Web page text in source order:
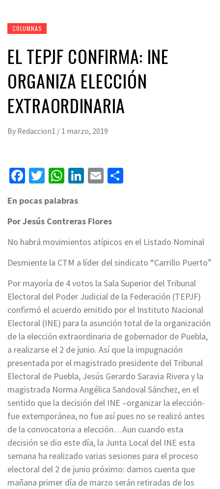
COLUMNAS
EL TEPJF CONFIRMA: INE
ORGANIZA ELECCIÓN
EXTRAORDINARIA
By Redaccion1 / 1 marzo, 2019
Facebook
Twitter
WhatsApp
LinkedIn
Email
En pocas palabras
Por Jesús Contreras Flores
No habrá movimientos atípicos en el Listado Nominal
Desmiente la CTM a líder del sindicato “Carrillo Puerto”
Por mayoría de 4 votos la Sala Superior del Tribunal
Electoral del Poder Judicial de la Federación (TEPJF)
confirmó el acuerdo emitido por el Instituto Nacional
Electoral (INE) para la asunción total de la organización
de la elección extraordinaria de gobernador de Puebla,
a realizarse el 2 de junio. Así que la impugnación
presentada por el magistrado presidente del Tribunal
Electoral de Puebla, Jesús Gerardo Saravia Rivera y la
magistrada Norma Angélica Sandoval Sánchez, en el
sentido que la decisión del INE –organizar la elección-
fue extemporánea, no fue así pues no se realizó antes
de la convocatoria a elección…Aun cuando esta
decisión se dio este día, la Junta Local del INE esta
semana ha realizado varias sesiones para el proceso
electoral del 2 de junio próximo: damos cuenta que
mañana primer día de marzo serán retiradas de los